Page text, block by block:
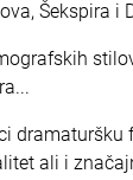
Šekspira i
dramaturšku
ali i